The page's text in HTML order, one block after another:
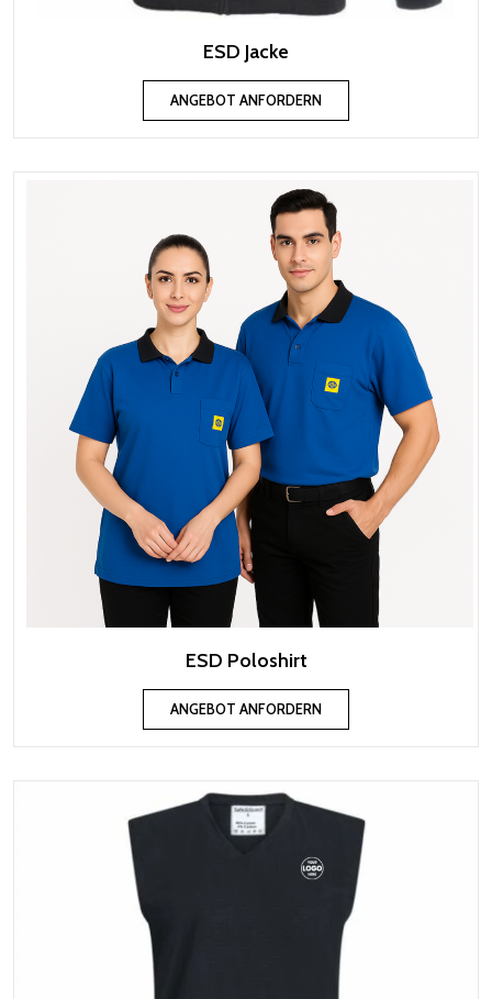
ESD Jacke
ANGEBOT ANFORDERN
ESD Poloshirt
ANGEBOT ANFORDERN